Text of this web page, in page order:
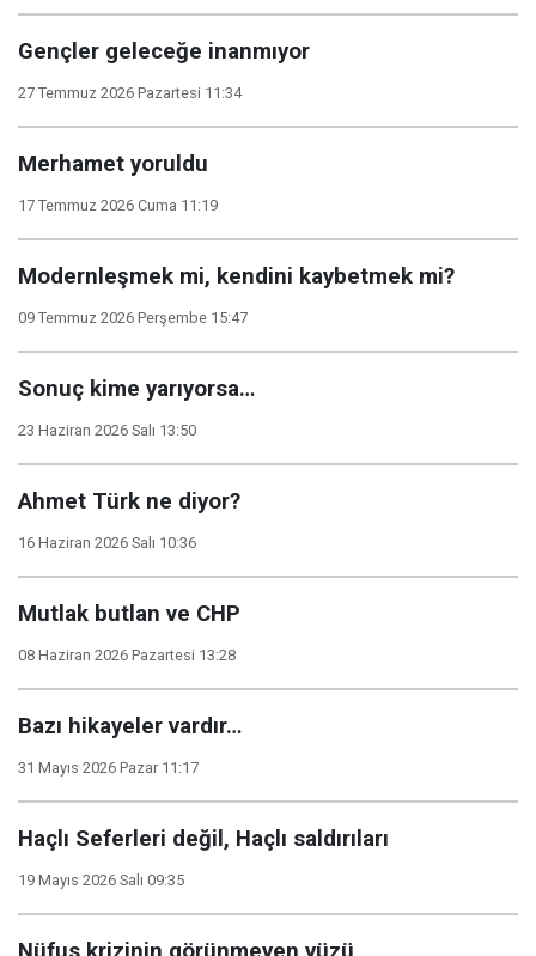
Gençler geleceğe inanmıyor
27 Temmuz 2026 Pazartesi 11:34
Merhamet yoruldu
17 Temmuz 2026 Cuma 11:19
Modernleşmek mi, kendini kaybetmek mi?
09 Temmuz 2026 Perşembe 15:47
Sonuç kime yarıyorsa…
23 Haziran 2026 Salı 13:50
Ahmet Türk ne diyor?
16 Haziran 2026 Salı 10:36
Mutlak butlan ve CHP
08 Haziran 2026 Pazartesi 13:28
Bazı hikayeler vardır…
31 Mayıs 2026 Pazar 11:17
Haçlı Seferleri değil, Haçlı saldırıları
19 Mayıs 2026 Salı 09:35